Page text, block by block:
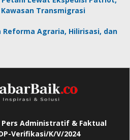
Transmigrasi
Agraria, Hilirisasi, dan
Administratif & Faktual
Verifikasi/K/V/2024